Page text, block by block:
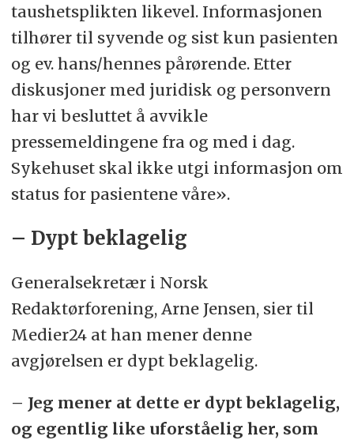
taushetsplikten likevel. Informasjonen
tilhører til syvende og sist kun pasienten
og ev. hans/hennes pårørende. Etter
diskusjoner med juridisk og personvern
har vi besluttet å avvikle
pressemeldingene fra og med i dag.
Sykehuset skal ikke utgi informasjon om
status for pasientene våre».
– Dypt beklagelig
Generalsekretær i Norsk
Redaktørforening, Arne Jensen, sier til
Medier24 at han mener denne
avgjørelsen er dypt beklagelig.
– Jeg mener at dette er dypt beklagelig,
og egentlig like uforståelig her, som